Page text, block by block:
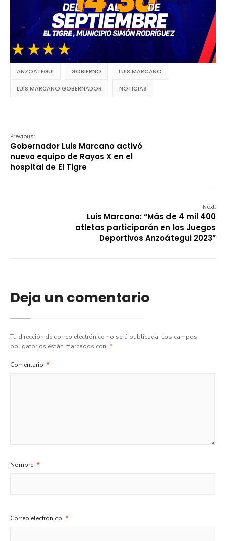
ANZOATEGUI GOBIERNO LUIS MARCANO
LUIS MARCANO GOBERNADOR NOTICIAS
Previous:
Gobernador Luis Marcano activó
nuevo equipo de Rayos X en el
hospital de El Tigre
Next:
Luis Marcano: “Más de 4 mil 400
atletas participarán en los Juegos
Deportivos Anzoátegui 2023”
Deja un comentario
Tu dirección de correo electrónico no será publicada. Los campos
obligatorios están marcados con *
Comentario *
Nombre *
Correo electrónico *